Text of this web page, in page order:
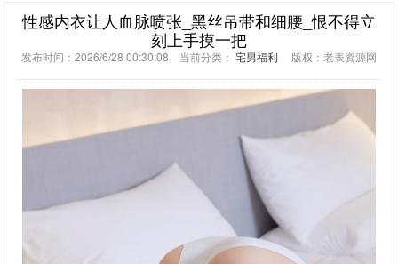
性感内衣让人血脉喷张_黑丝吊带和细腰_恨不得立
刻上手摸一把
发布时间：2026/6/28 00:30:08 当前分类： 宅男福利 版权：老表资源网